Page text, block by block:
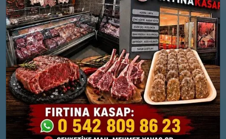
26 MART
PERŞEMBE
6°
Parçalı Bulutlu
Nem: %80
Rüzgar: 10 km/h
27 MART
CUMA
9°
Güneşli
Nem: %58
Rüzgar: 22 km/h